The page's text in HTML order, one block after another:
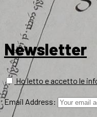
Newsletter
Ho letto e accetto le
Email Address: